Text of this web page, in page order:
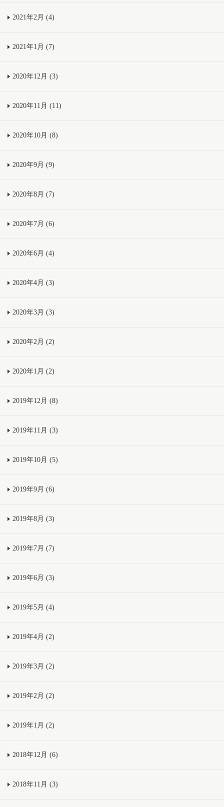
2021年2月 (4)
2021年1月 (7)
2020年12月 (3)
2020年11月 (11)
2020年10月 (8)
2020年9月 (9)
2020年8月 (7)
2020年7月 (6)
2020年6月 (4)
2020年4月 (3)
2020年3月 (3)
2020年2月 (2)
2020年1月 (2)
2019年12月 (8)
2019年11月 (3)
2019年10月 (5)
2019年9月 (6)
2019年8月 (3)
2019年7月 (7)
2019年6月 (3)
2019年5月 (4)
2019年4月 (2)
2019年3月 (2)
2019年2月 (2)
2019年1月 (2)
2018年12月 (6)
2018年11月 (3)